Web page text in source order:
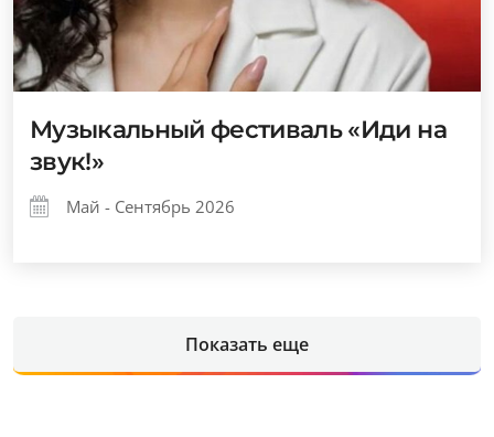
Музыкальный фестиваль «Иди на
звук!»
Май - Сентябрь 2026
Показать еще